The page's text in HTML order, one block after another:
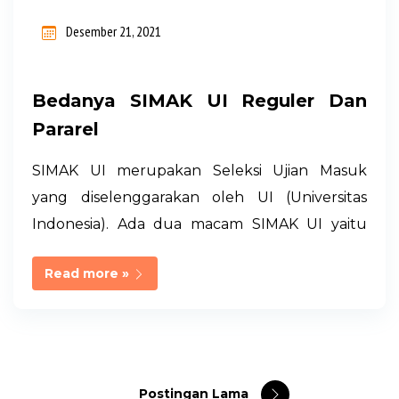
Desember 21, 2021
Bedanya SIMAK UI Reguler Dan
Pararel
SIMAK UI merupakan Seleksi Ujian Masuk
yang diselenggarakan oleh UI (Universitas
Indonesia). Ada dua macam SIMAK UI yaitu
SIMAK UI Reguler vs SIMAK UI Pararel Baiklah,
baru di Universitas Indnesia. Tapi kenali
Read more »
Postingan Lama